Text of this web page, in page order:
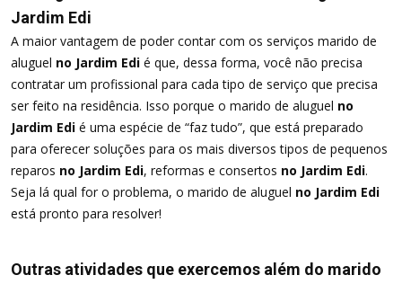
Jardim Edi
A maior vantagem de poder contar com os serviços marido de
aluguel no Jardim Edi é que, dessa forma, você não precisa
contratar um profissional para cada tipo de serviço que precisa
ser feito na residência. Isso porque o marido de aluguel no
Jardim Edi é uma espécie de “faz tudo”, que está preparado
para oferecer soluções para os mais diversos tipos de pequenos
reparos no Jardim Edi, reformas e consertos no Jardim Edi.
Seja lá qual for o problema, o marido de aluguel no Jardim Edi
está pronto para resolver!
Outras atividades que exercemos além do marido